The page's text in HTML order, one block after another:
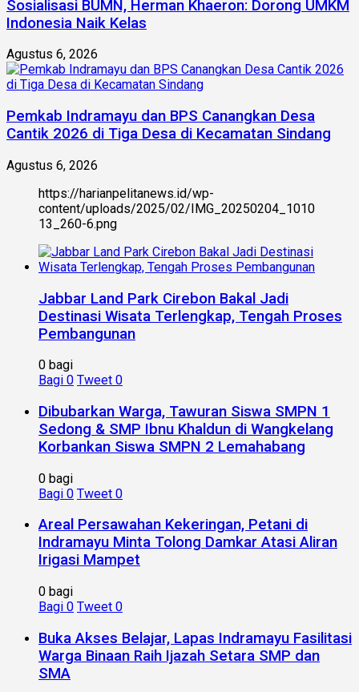
Sosialisasi BUMN, Herman Khaeron: Dorong UMKM
Indonesia Naik Kelas
Agustus 6, 2026
Pemkab Indramayu dan BPS Canangkan Desa
Cantik 2026 di Tiga Desa di Kecamatan Sindang
Agustus 6, 2026
https://harianpelitanews.id/wp-
content/uploads/2025/02/IMG_20250204_1010
13_260-6.png
Jabbar Land Park Cirebon Bakal Jadi
Destinasi Wisata Terlengkap, Tengah Proses
Pembangunan
0 bagi
Bagi 0 Tweet 0
Dibubarkan Warga, Tawuran Siswa SMPN 1
Sedong & SMP Ibnu Khaldun di Wangkelang
Korbankan Siswa SMPN 2 Lemahabang
0 bagi
Bagi 0 Tweet 0
Areal Persawahan Kekeringan, Petani di
Indramayu Minta Tolong Damkar Atasi Aliran
Irigasi Mampet
0 bagi
Bagi 0 Tweet 0
Buka Akses Belajar, Lapas Indramayu Fasilitasi
Warga Binaan Raih Ijazah Setara SMP dan
SMA